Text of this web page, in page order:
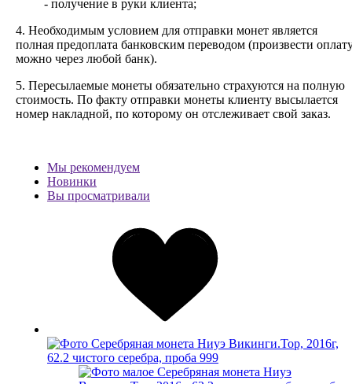
- получение в руки клиента;
4. Необходимым условием для отправки монет является
полная предоплата банковским переводом (произвести
можно через любой банк).
5. Пересылаемые монеты обязательно страхуются на полную
стоимость. По факту отправки монеты клиенту высылается
номер накладной, по которому он отслеживает свой заказ.
Мы рекомендуем
Новинки
Вы просматривали